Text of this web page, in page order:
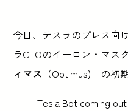
今日、テスラのプレス向
ラCEOのイーロン・マス
ィマス （Optimus)」の初
Tesla Bot coming